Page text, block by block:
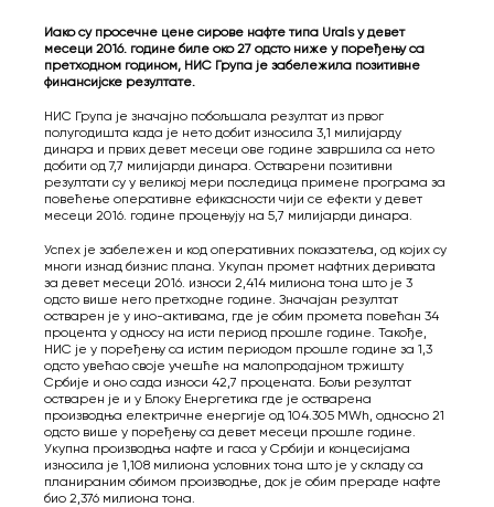
Иако су просечне цене сирове нафте типа Urals у девет
месеци 2016. године биле око 27 одсто ниже у поређењу са
претходном годином, НИС Група је забележила позитивне
финансијске резултате.
НИС Група је значајно побољшала резултат из првог
полугодишта када је нето добит износила 3,1 милијарду
динара и првих девет месеци ове године завршила са нето
добити од 7,7 милијарди динара. Остварени позитивни
резултати су у великој мери последица примене програма за
повећење оперативне ефикасности чији се ефекти у девет
месеци 2016. године процењују на 5,7 милијарди динара.
Успех је забележен и код оперативних показатеља, од којих су
многи изнад бизнис плана. Укупан промет нафтних деривата
за девет месеци 2016. износи 2,414 милиона тона што је 3
одсто више него претходне године. Значајан резултат
остварен је у ино-активама, где је обим промета повећан 34
процента у односу на исти период прошле године. Такође,
НИС је у поређењу са истим периодом прошле године за 1,3
одсто увећао своје учешће на малопродајном тржишту
Србије и оно сада износи 42,7 процената. Бољи резултат
остварен је и у Блоку Енергетика где је остварена
производња електричне енергије од 104.305 MWh, односно 21
одсто више у поређењу са девет месеци прошле године.
Укупна производња нафте и гаса у Србији и концесијама
износила је 1,108 милиона условних тона што је у складу са
планираним обимом производње, док је обим прераде нафте
био 2,376 милиона тона.